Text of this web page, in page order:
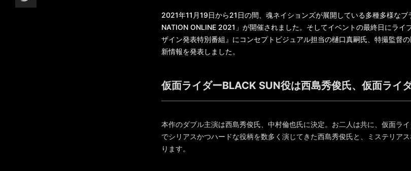
2021年11月19日から21日の間、魂ネイションズが展開している多種多様な
NATION ONLINE 2021」が開催されました。そしてイベントの最終日にラ
ザイン発表特別番組』にコンセプトビジュアル担当の樋口真嗣氏、特撮監督
新情報を発表しました。
仮面ライダーBLACK SUN役は西島秀俊氏、仮面ライ
本作のダブル主演は西島秀俊氏、中村倫也氏に決定。お二人は共に、仮面ラ
でシリアスかつハードな役柄を数多く演じてきた西島秀俊氏と、ミステリア
ります。